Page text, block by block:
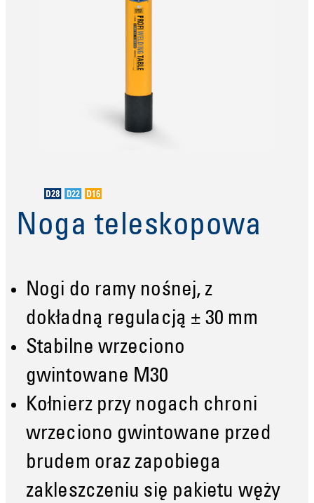
Noga teleskopowa
Nogi do ramy nośnej, z
dokładną regulacją ± 30 mm
Stabilne wrzeciono
gwintowane M30
Kołnierz przy nogach chroni
wrzeciono gwintowane przed
brudem oraz zapobiega
zakleszczeniu się pakietu węży